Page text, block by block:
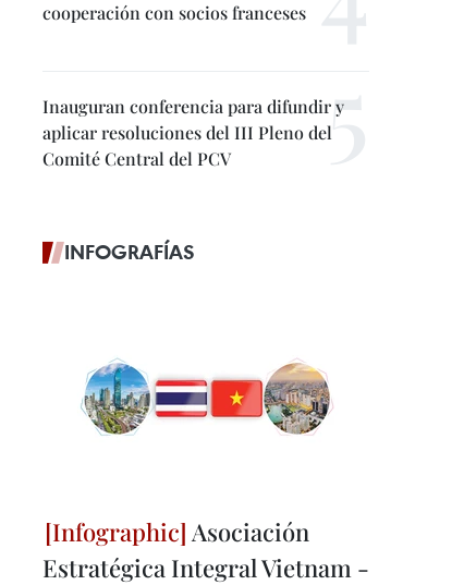
cooperación con socios franceses
Inauguran conferencia para difundir y
aplicar resoluciones del III Pleno del
Comité Central del PCV
INFOGRAFÍAS
Asociación
Estratégica Integral Vietnam -